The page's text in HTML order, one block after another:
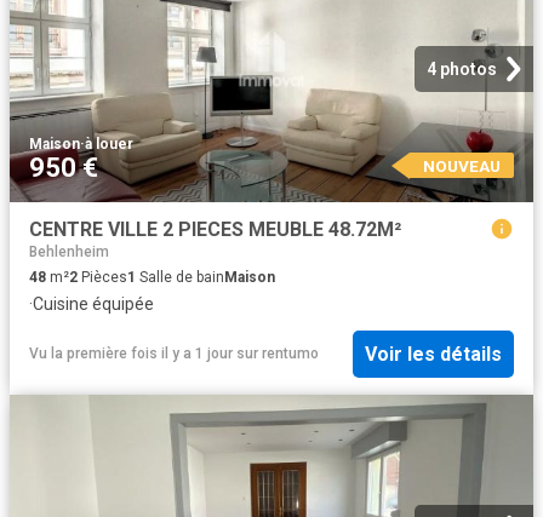
4 photos
Maison·à louer
950 € NOUVEAU
CENTRE VILLE 2 PIECES MEUBLE 48.72M²
Behlenheim
48 m²2 Pièces1 Salle de bain Maison
·Cuisine équipée
Vu la première fois il y a 1 jour sur rentumo Voir les détails